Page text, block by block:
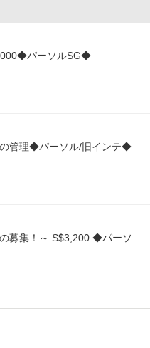
パーソルSG◆
の管理◆パーソル/旧インテ◆
募集！～ S$3,200 ◆パーソ